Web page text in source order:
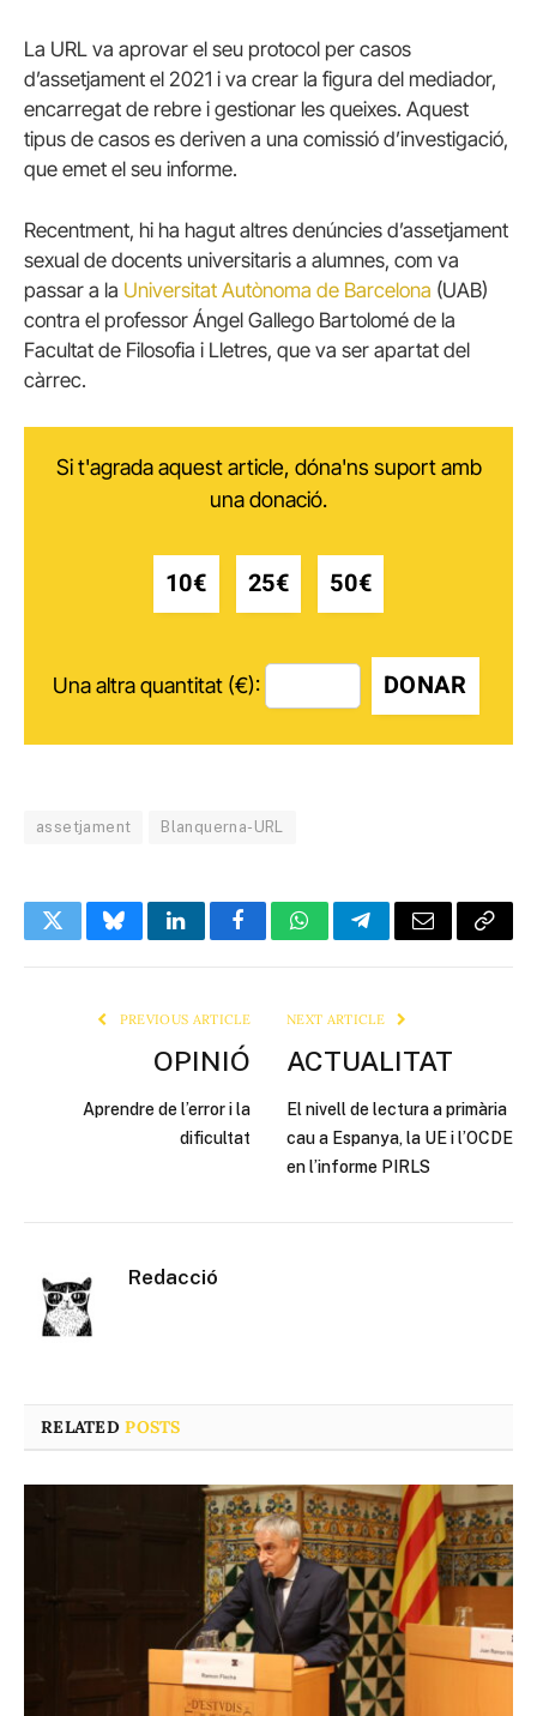
La URL va aprovar el seu protocol per casos
d’assetjament el 2021 i va crear la figura del mediador,
encarregat de rebre i gestionar les queixes. Aquest
tipus de casos es deriven a una comissió d’investigació,
que emet el seu informe.
Recentment, hi ha hagut altres denúncies d’assetjament
sexual de docents universitaris a alumnes, com va
passar a la Universitat Autònoma de Barcelona (UAB)
contra el professor Ángel Gallego Bartolomé de la
Facultat de Filosofia i Lletres, que va ser apartat del
càrrec.
Si t'agrada aquest article, dóna'ns suport amb
una donació.
10€ 25€ 50€
Una altra quantitat (€): DONAR
assetjament Blanquerna-URL
TwitterBlueskyLinkedInFacebookWhatsAppTelegramEmail Copy
PREVIOUS ARTICLE
OPINIÓ
Aprendre de l’error i la
dificultat
NEXT ARTICLE
ACTUALITAT
El nivell de lectura a primària
cau a Espanya, la UE i l’OCDE
en l’informe PIRLS
Redacció
RELATEDPOSTS